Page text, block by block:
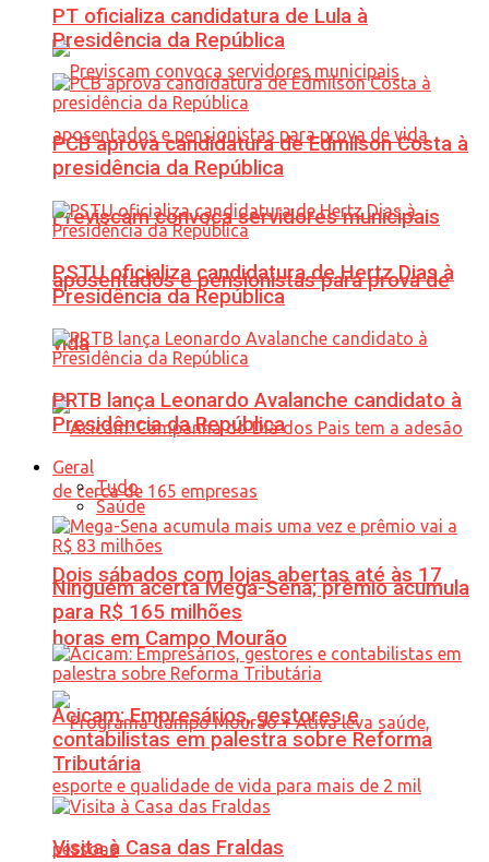
Previscam convoca servidores municipais
aposentados e pensionistas para prova de
vida
Dois sábados com lojas abertas até às 17
horas em Campo Mourão
PT oficializa candidatura de Lula à
Presidência da República
PCB aprova candidatura de Edmilson Costa à
presidência da República
PSTU oficializa candidatura de Hertz Dias à
Presidência da República
PRTB lança Leonardo Avalanche candidato à
Presidência da República
Geral
Tudo
Saúde
Ninguém acerta Mega-Sena; prêmio acumula
para R$ 165 milhões
Acicam: Empresários, gestores e
contabilistas em palestra sobre Reforma
Tributária
Visita à Casa das Fraldas